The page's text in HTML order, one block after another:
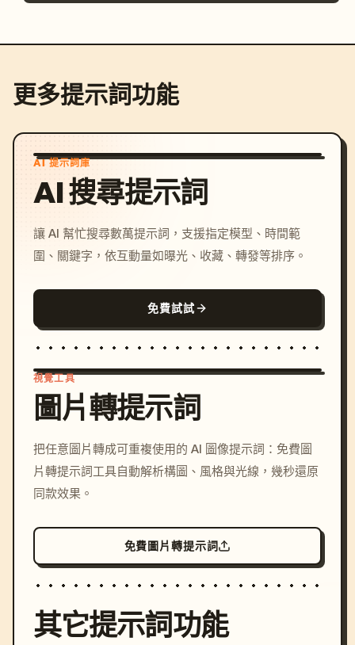
更多提示詞功能
AI 提示詞庫
AI 搜尋提示詞
讓 AI 幫忙搜尋數萬提示詞，支援指定模型、時間範
圍、關鍵字，依互動量如曝光、收藏、轉發等排序。
免費試試
c, cyberpunk sunset, neon
colors, 8k --v 6.0
視覺工具
圖片轉提示詞
把任意圖片轉成可重複使用的 AI 圖像提示詞：免費圖
片轉提示詞工具自動解析構圖、風格與光線，幾秒還原
同款效果。
免費圖片轉提示詞
其它提示詞功能